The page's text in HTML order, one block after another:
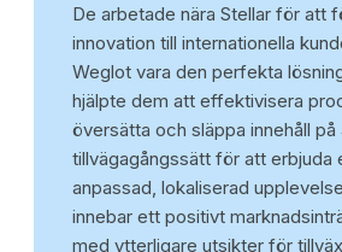
De arbetade nära Stellar för att
innovation till internationella
Weglot vara den perfekta
hjälpte dem att effektivisera
översätta och släppa innehåll
tillvägagångssätt för att erbjuda
anpassad, lokaliserad
innebar ett positivt
med ytterligare utsikter för